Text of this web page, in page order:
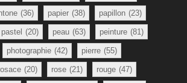
(36) papier (38) papillon (23)
pastel (20) peau (63) peinture (81)
photographie (42) pierre (55)
(20) rose (21) rouge (47)